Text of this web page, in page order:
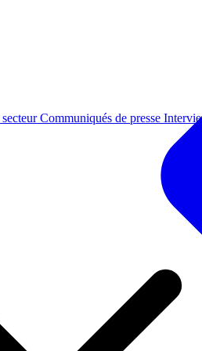
Communiqués de presse